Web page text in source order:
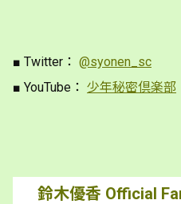
■ Twitter： @syonen_sc
■ YouTube： 少年秘密倶楽部
鈴木優香 Official